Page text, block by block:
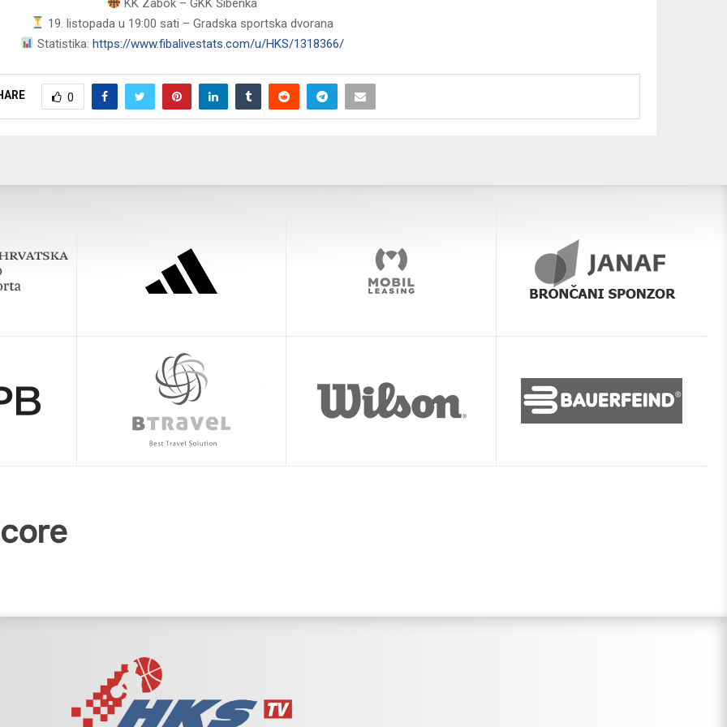
KK Zabok – GKK Šibenka
19. listopada u 19:00 sati – Gradska sportska dvorana
Statistika: https://www.fibalivestats.com/u/HKS/1318366/
0